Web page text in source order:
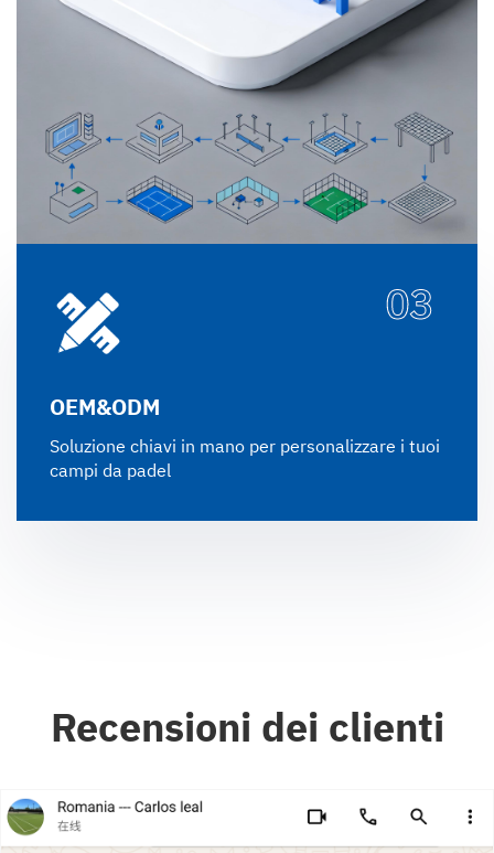
03
OEM&ODM
Soluzione chiavi in mano per personalizzare i tuoi
campi da padel
Recensioni dei clienti